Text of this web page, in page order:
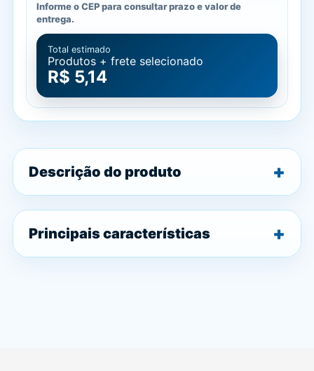
Informe o CEP para consultar prazo e valor de
entrega.
Total estimado
Produtos + frete selecionado
R$ 5,14
Descrição do produto
Principais características